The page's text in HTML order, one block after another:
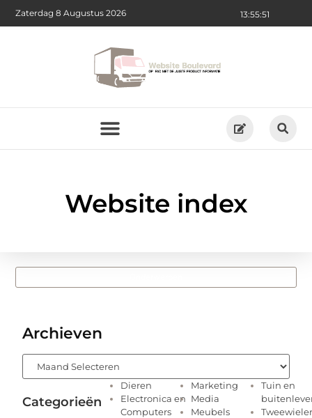
13:55:52
Zaterdag 8 Augustus 2026
Website index
Archieven
Categorieën
Dieren
Electronica en
Computers
Marketing
Media
Meubels
Tuin en